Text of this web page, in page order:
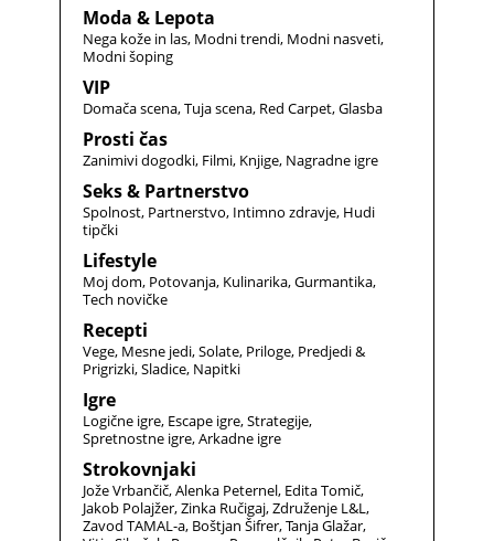
Moda & Lepota
Nega kože in las Modni trendi Modni nasveti
Modni šoping
VIP
Domača scena Tuja scena Red Carpet Glasba
Prosti čas
Zanimivi dogodki Filmi Knjige Nagradne igre
Seks & Partnerstvo
Spolnost Partnerstvo Intimno zdravje Hudi
tipčki
Lifestyle
Moj dom Potovanja Kulinarika Gurmantika
Tech novičke
Recepti
Vege Mesne jedi Solate Priloge Predjedi &
Prigrizki Sladice Napitki
Igre
Logične igre Escape igre Strategije
Spretnostne igre Arkadne igre
Strokovnjaki
Jože Vrbančič Alenka Peternel Edita Tomič
Jakob Polajžer Zinka Ručigaj Združenje L&L
Zavod TAMAL-a Boštjan Šifrer Tanja Glažar